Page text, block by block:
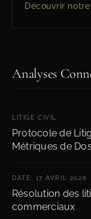
Découvrir
Analyses
LITIGE CIVIL
Protocole de
Métriques de
DATE: 17 AVRIL 2026
Résolution des
commerciaux